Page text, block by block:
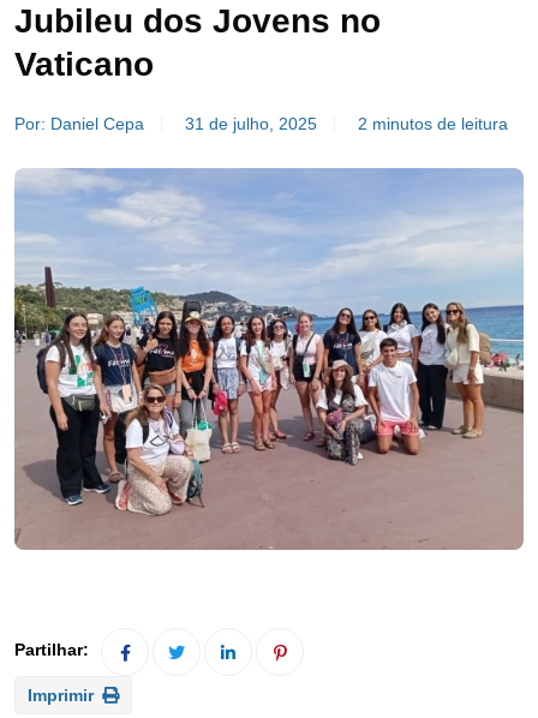
Jubileu dos Jovens no
Vaticano
Por: Daniel Cepa 31 de julho, 2025 2 minutos de leitura
Imprimir